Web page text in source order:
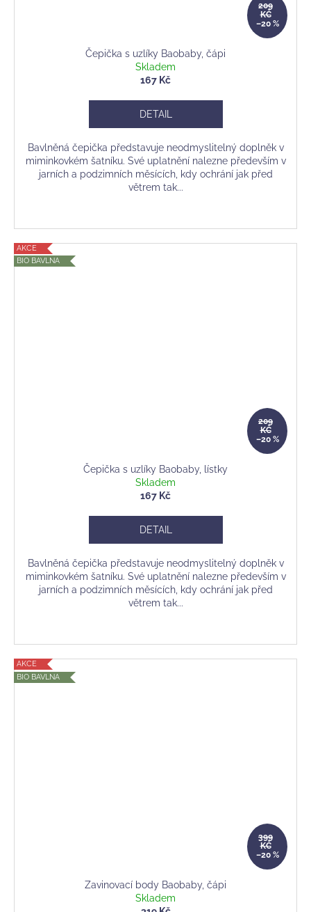
209
KČ
–20 %
Čepička s uzlíky Baobaby, čápi
Skladem
167 Kč
DETAIL
Bavlněná čepička představuje neodmyslitelný doplněk v
miminkovkém šatníku. Své uplatnění nalezne především v
jarních a podzimních měsících, kdy ochrání jak před
větrem tak...
AKCE
BIO BAVLNA
209
KČ
–20 %
Čepička s uzlíky Baobaby, lístky
Skladem
167 Kč
DETAIL
Bavlněná čepička představuje neodmyslitelný doplněk v
miminkovkém šatníku. Své uplatnění nalezne především v
jarních a podzimních měsících, kdy ochrání jak před
větrem tak...
AKCE
BIO BAVLNA
399
KČ
–20 %
Zavinovací body Baobaby, čápi
Skladem